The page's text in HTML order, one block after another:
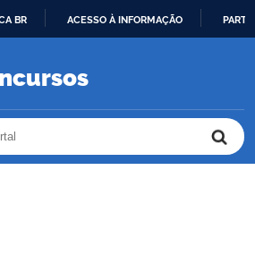
O
BR ACESSO À INFORMAÇÃO